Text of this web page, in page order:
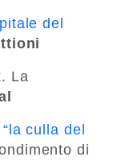
del
. La
culla del
di